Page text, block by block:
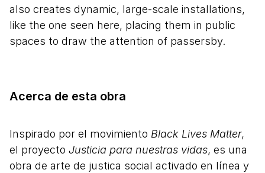
also creates dynamic, large-scale installations,
like the one seen here, placing them in public
spaces to draw the attention of passersby.
Acerca de esta obra
Inspirado por el movimiento Black Lives Matter,
el proyecto Justicia para nuestras vidas, es una
obra de arte de justica social activado en línea y